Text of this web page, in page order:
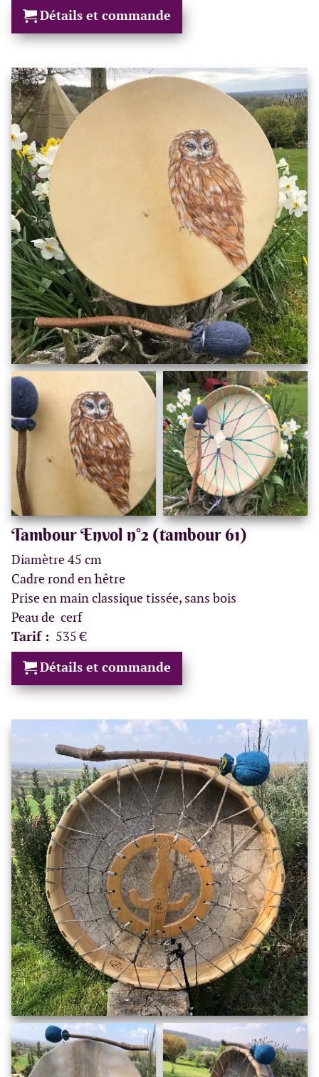
Détails et commande
Tambour Envol n°2 (tambour 61)
Diamètre 45 cm
Cadre rond en hêtre
Prise en main classique tissée, sans bois
Peau de cerf
Tarif : 535 €
Détails et commande